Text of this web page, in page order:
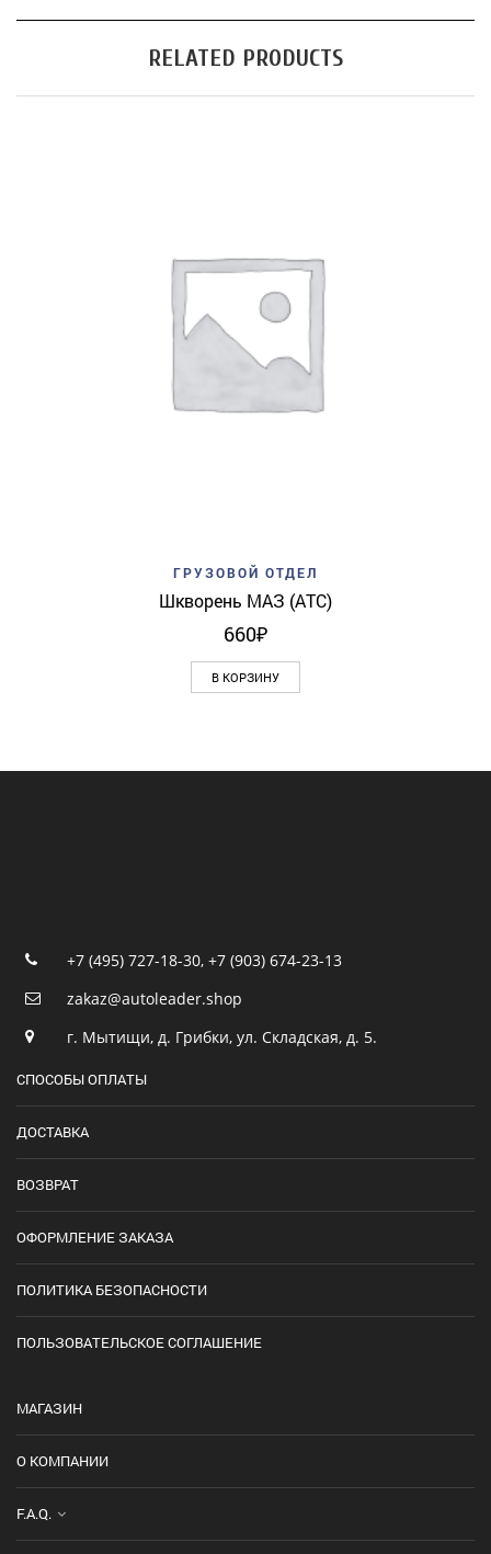
RELATED PRODUCTS
ГРУЗОВОЙ ОТДЕЛ
Шкворень МАЗ (АТС)
660₽
В КОРЗИНУ
+7 (495) 727-18-30, +7 (903) 674-23-13
zakaz@autoleader.shop
г. Мытищи, д. Грибки, ул. Складская, д. 5.
СПОСОБЫ ОПЛАТЫ
ДОСТАВКА
ВОЗВРАТ
ОФОРМЛЕНИЕ ЗАКАЗА
ПОЛИТИКА БЕЗОПАСНОСТИ
ПОЛЬЗОВАТЕЛЬСКОЕ СОГЛАШЕНИЕ
МАГАЗИН
О КОМПАНИИ
F.A.Q.